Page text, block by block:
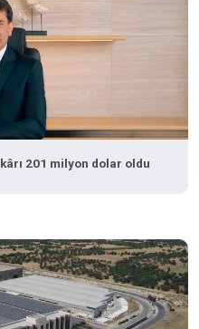
kârı 201 milyon dolar oldu